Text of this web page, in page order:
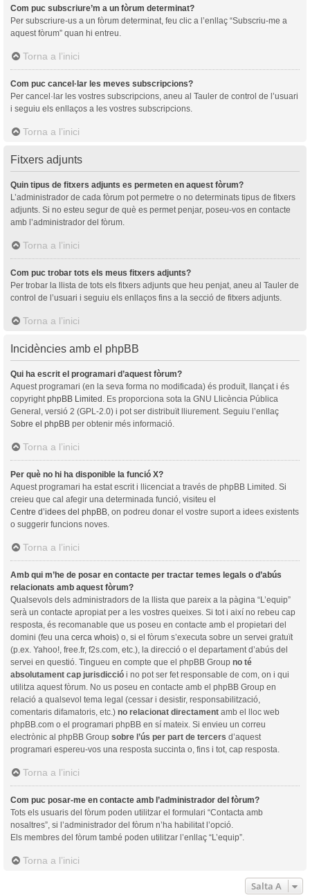
Com puc subscriure’m a un fòrum determinat?
Per subscriure-us a un fòrum determinat, feu clic a l’enllaç “Subscriu-me a
aquest fòrum” quan hi entreu.
Torna a l’inici
Com puc cancel·lar les meves subscripcions?
Per cancel·lar les vostres subscripcions, aneu al Tauler de control de l’usuari
i seguiu els enllaços a les vostres subscripcions.
Torna a l’inici
Fitxers adjunts
Quin tipus de fitxers adjunts es permeten en aquest fòrum?
L’administrador de cada fòrum pot permetre o no determinats tipus de fitxers
adjunts. Si no esteu segur de què es permet penjar, poseu-vos en contacte
amb l’administrador del fòrum.
Torna a l’inici
Com puc trobar tots els meus fitxers adjunts?
Per trobar la llista de tots els fitxers adjunts que heu penjat, aneu al Tauler de
control de l’usuari i seguiu els enllaços fins a la secció de fitxers adjunts.
Torna a l’inici
Incidències amb el phpBB
Qui ha escrit el programari d’aquest fòrum?
Aquest programari (en la seva forma no modificada) és produït, llançat i és
copyright phpBB Limited . Es proporciona sota la GNU Llicència Pública
General, versió 2 (GPL-2.0) i pot ser distribuït lliurement. Seguiu l’enllaç
Sobre el phpBB per obtenir més informació.
Torna a l’inici
Per què no hi ha disponible la funció X?
Aquest programari ha estat escrit i llicenciat a través de phpBB Limited. Si
creieu que cal afegir una determinada funció, visiteu el
Centre d’idees del phpBB , on podreu donar el vostre suport a idees existents
o suggerir funcions noves.
Torna a l’inici
Amb qui m’he de posar en contacte per tractar temes legals o d’abús
relacionats amb aquest fòrum?
Qualsevols dels administradors de la llista que pareix a la pàgina “L’equip”
serà un contacte apropiat per a les vostres queixes. Si tot i així no rebeu cap
resposta, és recomanable que us poseu en contacte amb el propietari del
domini (feu una cerca whois) o, si el fòrum s’executa sobre un servei gratuït
(p.ex. Yahoo!, free.fr, f2s.com, etc.), la direcció o el departament d’abús del
servei en questió. Tingueu en compte que el phpBB Group no té
absolutament cap jurisdicció i no pot ser fet responsable de com, on i qui
utilitza aquest fòrum. No us poseu en contacte amb el phpBB Group en
relació a qualsevol tema legal (cessar i desistir, responsabilització,
comentaris difamatoris, etc.) no relacionat directament amb el lloc web
phpBB.com o el programari phpBB en sí mateix. Si envieu un correu
electrònic al phpBB Group sobre l’ús per part de tercers d’aquest
programari espereu-vos una resposta succinta o, fins i tot, cap resposta.
Torna a l’inici
Com puc posar-me en contacte amb l’administrador del fòrum?
Tots els usuaris del fòrum poden utilitzar el formulari “Contacta amb
nosaltres”, si l’administrador del fòrum n’ha habilitat l’opció.
Els membres del fòrum també poden utilitzar l’enllaç “L’equip”.
Torna a l’inici
Salta A